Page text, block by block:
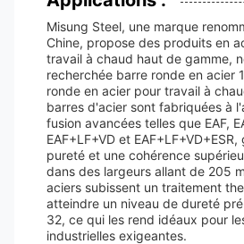
Misung Steel, une marque
Chine, propose des produits en
travail à chaud haut de gamme,
recherchée barre ronde en acier
ronde en acier pour travail à
barres d'acier sont fabriquées à
fusion avancées telles que EAF,
EAF+LF+VD et
pureté et une cohérence
dans des largeurs allant de 205
aciers subissent un traitement
atteindre un niveau de dureté
32, ce qui les rend idéaux pour
industrielles exigeantes.